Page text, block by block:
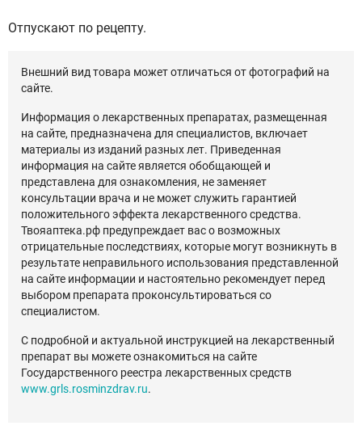
Отпускают по рецепту.
Внешний вид товара может отличаться от фотографий на
сайте.
Информация о лекарственных препаратах, размещенная
на сайте, предназначена для специалистов, включает
материалы из изданий разных лет. Приведенная
информация на сайте является обобщающей и
представлена для ознакомления, не заменяет
консультации врача и не может служить гарантией
положительного эффекта лекарственного средства.
Твояаптека.рф предупреждает вас о возможных
отрицательные последствиях, которые могут возникнуть в
результате неправильного использования представленной
на сайте информации и настоятельно рекомендует перед
выбором препарата проконсультироваться со
специалистом.
С подробной и актуальной инструкцией на лекарственный
препарат вы можете ознакомиться на сайте
Государственного реестра лекарственных средств
www.grls.rosminzdrav.ru.